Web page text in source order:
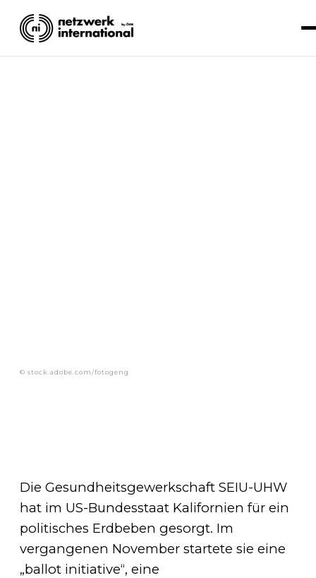
© stock.adobe.com/fotogeng
Die Gesundheitsgewerkschaft SEIU-UHW
hat im US-Bundesstaat Kalifornien für ein
politisches Erdbeben gesorgt. Im
vergangenen November startete sie eine
„ballot initiative“, eine